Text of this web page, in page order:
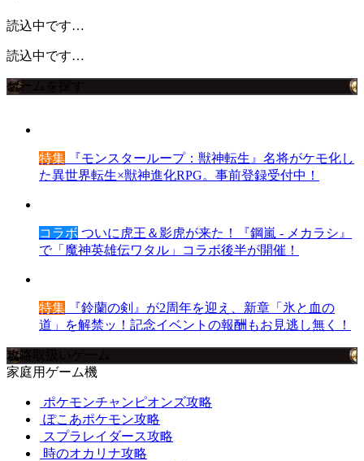
読込中です…
読込中です…
ゲームを探す
特集 『モンスターループ：獣神転生』名将がケモ化し
た異世界転生×獣神進化RPG。事前登録受付中！
コラボ ついに虎王＆影虎が来た！『鋼嵐 - メカラシ』
で「魔神英雄伝ワタル」コラボ後半が開催！
特集 『鈴蘭の剣』が2周年を迎え、新章「氷と血の
道」を解禁ッ！記念イベントの報酬もお見逃し無く！
攻略取扱いゲーム
家庭用ゲーム機
ポケモンチャンピオンズ攻略
ぽこあポケモン攻略
スプラレイダース攻略
時のオカリナ攻略